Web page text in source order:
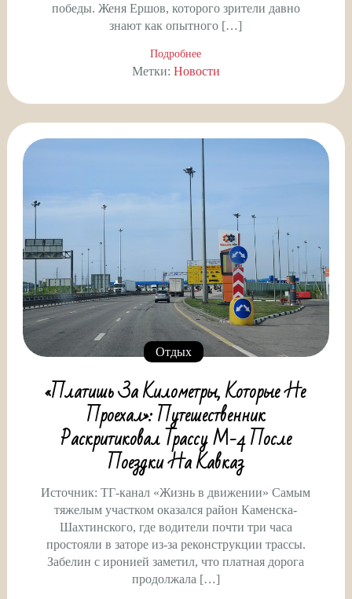
победы. Женя Ершов, которого зрители давно
знают как опытного […]
Подробнее
Метки: Новости
Отдых
«Платишь За Километры, Которые Не
Проехал»: Путешественник
Раскритиковал Трассу М-4 После
Поездки На Кавказ
Источник: ТГ-канал «Жизнь в движении» Самым
тяжелым участком оказался район Каменска-
Шахтинского, где водители почти три часа
простояли в заторе из-за реконструкции трассы.
Забелин с иронией заметил, что платная дорога
продолжала […]